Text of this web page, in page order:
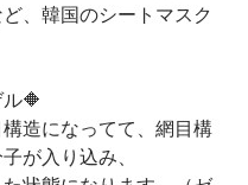
、韓国のシートマスク
🔶
構造になってて、網目構
が入り込み、